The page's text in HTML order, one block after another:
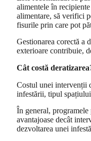
alimentele în
alimentare, să verifici
fisurile prin care pot
Gestionarea corectă a
exterioare contribuie,
Cât costă
Costul unei intervenții
infestării, tipul
În general,
avantajoase decât
dezvoltarea unei